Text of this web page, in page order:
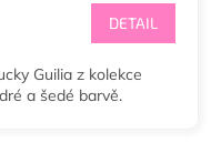
DETAIL
Guilia z kolekce
a šedé barvě.